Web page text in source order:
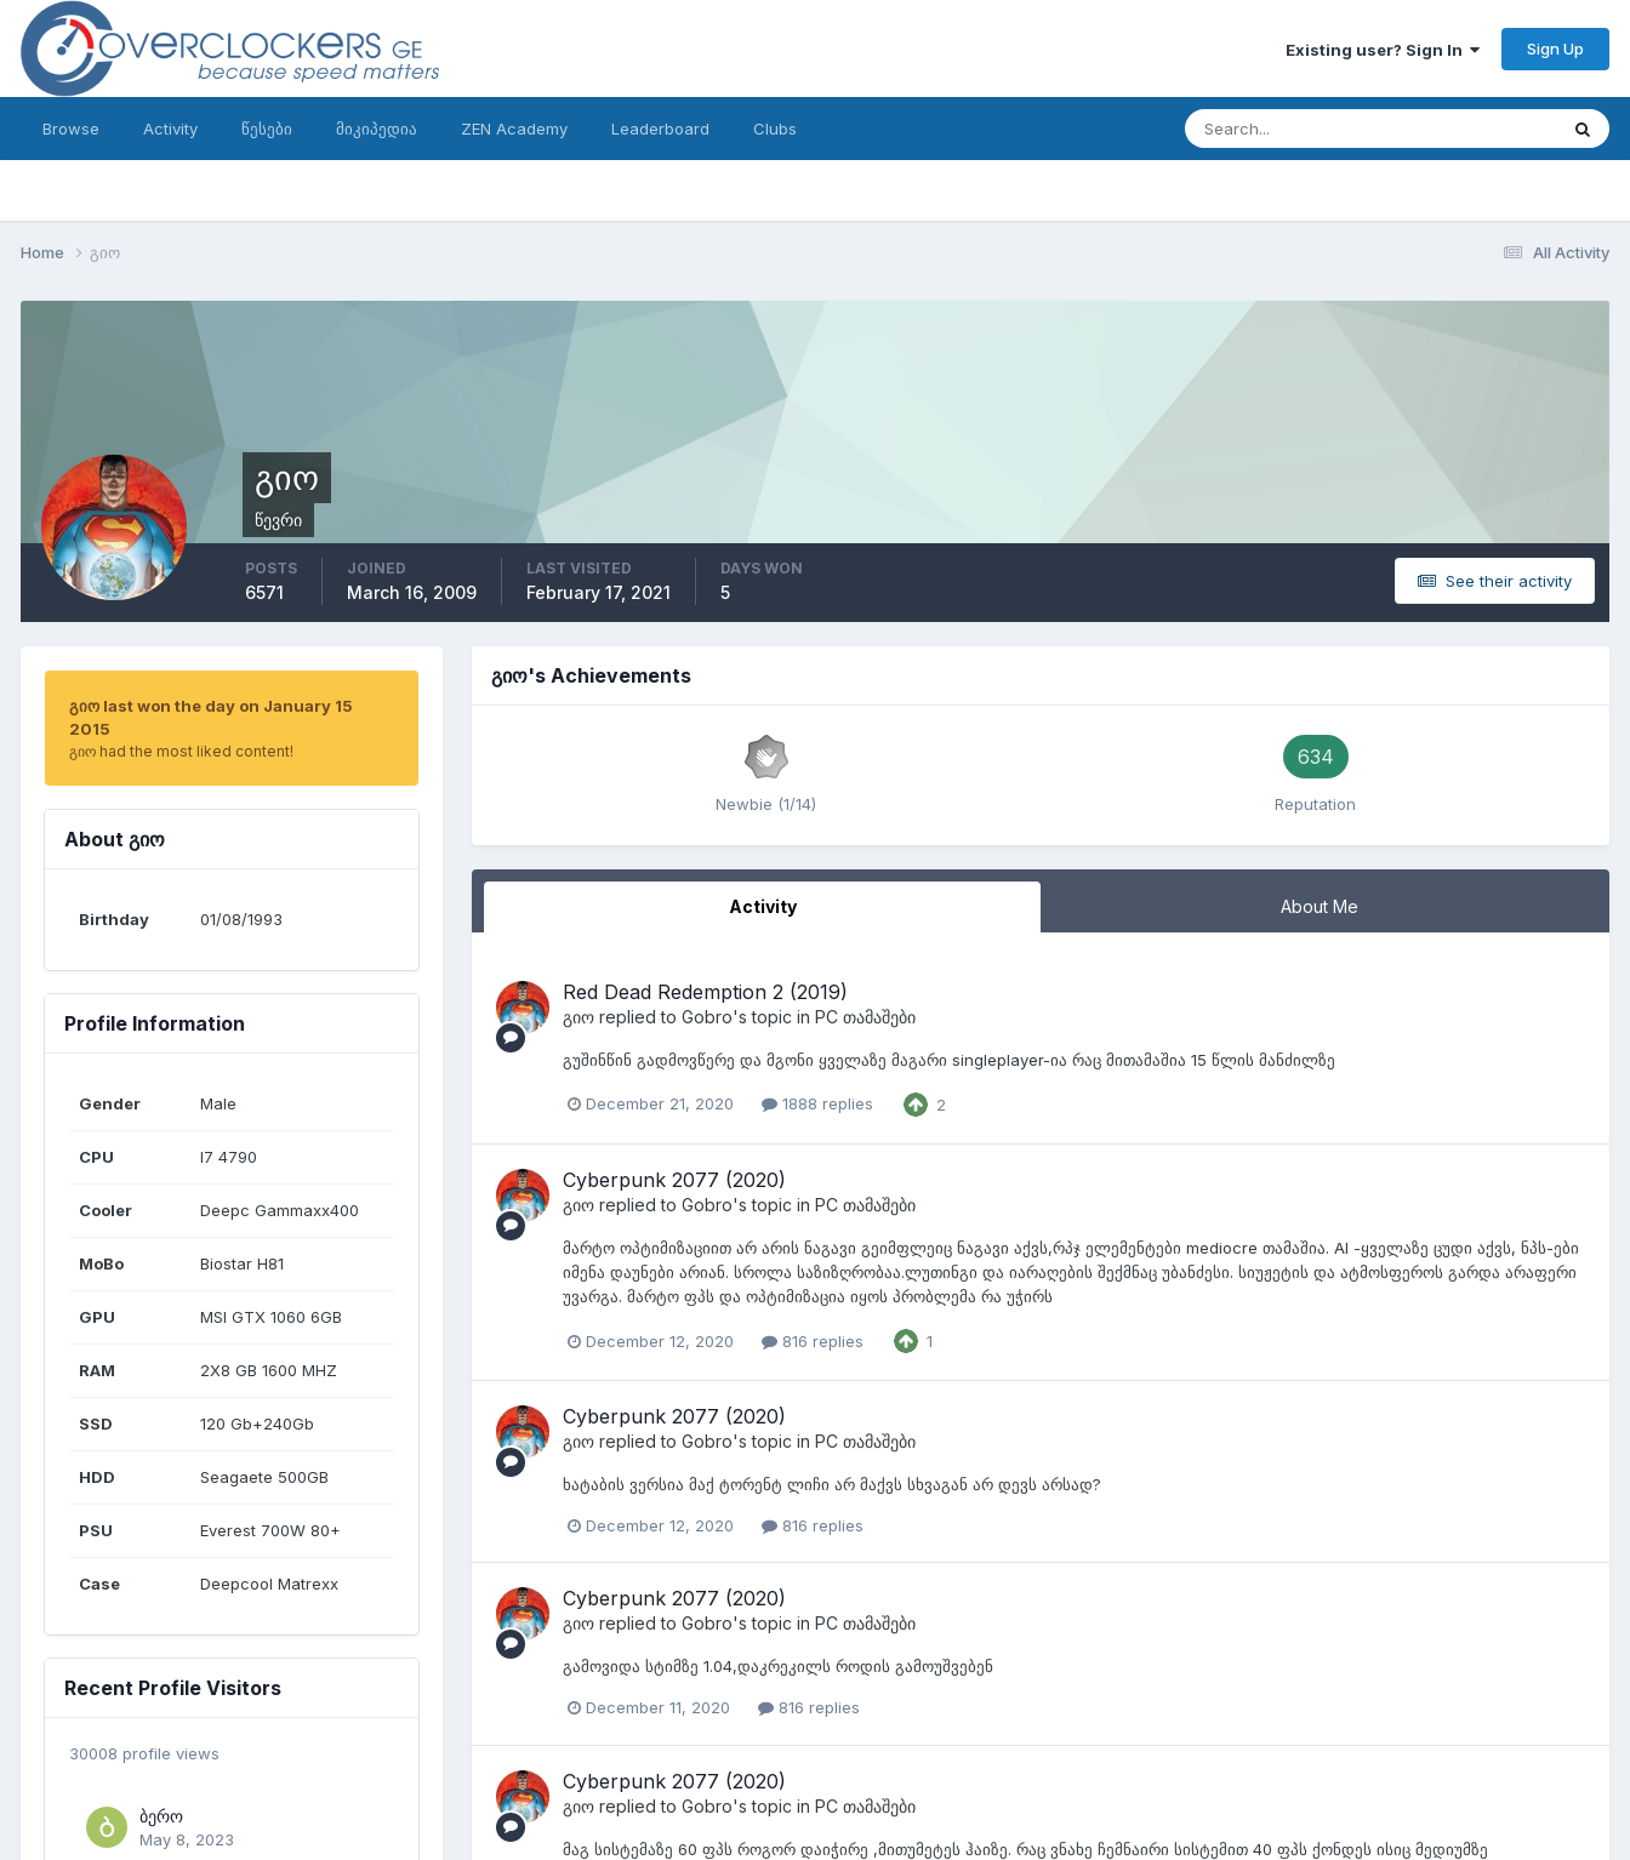
Existing user? Sign In Sign Up
Browse Activity წესები მიკიპედია ZEN Academy Leaderboard Clubs
All Activity
Home გიო
გიო
წევრი
See their activity
POSTS
6571
JOINED
March 16, 2009
LAST VISITED
February 17, 2021
DAYS WON
5
გიო last won the day on January 15
2015
გიო had the most liked content!
About გიო
Birthday 01/08/1993
Profile Information
Gender Male
CPU I7 4790
Cooler Deepc Gammaxx400
MoBo Biostar H81
GPU MSI GTX 1060 6GB
RAM 2X8 GB 1600 MHZ
SSD 120 Gb+240Gb
HDD Seagaete 500GB
PSU Everest 700W 80+
Case Deepcool Matrexx
Recent Profile Visitors
30008 profile views
ბერო
May 8, 2023
გიო's Achievements
Newbie (1/14)
634
Reputation
Activity About Me
Red Dead Redemption 2 (2019)
გიო replied to Gobro's topic in PC თამაშები
გუშინწინ გადმოვწერე და მგონი ყველაზე მაგარი singleplayer-ია რაც მითამაშია 15 წლის მანძილზე
December 21, 2020 1888 replies 2
Cyberpunk 2077 (2020)
გიო replied to Gobro's topic in PC თამაშები
მარტო ოპტიმიზაციით არ არის ნაგავი გეიმფლეიც ნაგავი აქვს,რპჯ ელემენტები mediocre თამაშია. AI -ყველაზე ცუდი აქვს, ნპს-ები
იმენა დაუნები არიან. სროლა საზიზღრობაა.ლუთინგი და იარაღების შექმნაც უბანძესი. სიუჟეტის და ატმოსფეროს გარდა არაფერი
უვარგა. მარტო ფპს და ოპტიმიზაცია იყოს პრობლემა რა უჭირს
December 12, 2020 816 replies 1
Cyberpunk 2077 (2020)
გიო replied to Gobro's topic in PC თამაშები
ხატაბის ვერსია მაქ ტორენტ ლიჩი არ მაქვს სხვაგან არ დევს არსად?
December 12, 2020 816 replies
Cyberpunk 2077 (2020)
გიო replied to Gobro's topic in PC თამაშები
გამოვიდა სტიმზე 1.04,დაკრეკილს როდის გამოუშვებენ
December 11, 2020 816 replies
Cyberpunk 2077 (2020)
გიო replied to Gobro's topic in PC თამაშები
მაგ სისტემაზე 60 ფპს როგორ დაიჭირე ,მითუმეტეს ჰაიზე. რაც ვნახე ჩემნაირი სისტემით 40 ფპს ქონდეს ისიც მედიუმზე